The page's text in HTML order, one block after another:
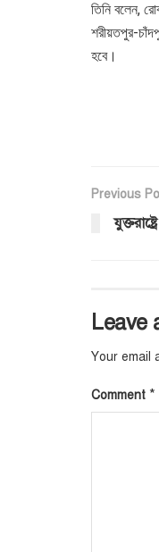
তিনি বলেন,
শরীয়তপুর-
হবে।
Previous
Leave
Your email
Comment *